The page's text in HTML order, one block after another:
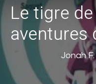
Le tigre
aventures
Jonah